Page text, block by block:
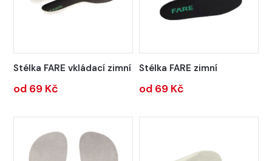
Stélka FARE vkládací zimní
od 69 Kč
Stélka FARE zimní
od 69 Kč